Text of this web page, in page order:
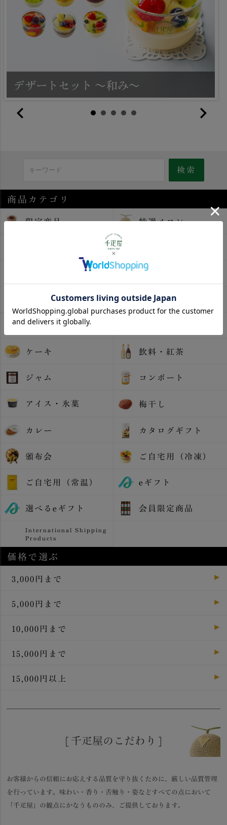
商品カテゴリ
限定商品 特選メロン
すいか
マスカット みかん
果実ゼリー
ケーキ 飲料・紅茶
ジャム コンポート
アイス・氷菓 梅干し
カレー カタログギフト
頒布会 ご自宅用（冷凍）
ご自宅用（常温） eギフト
選べるeギフト 会員限定商品
International Shipping
Products
価格で選ぶ
3,000円まで
5,000円まで
10,000円まで
15,000円まで
15,000円以上
[ 千疋屋のこだわり ]
お客様からの信頼にお応えする品質を守り抜くために、厳しい品質管理
を行っています。味わい・香り・舌触り・姿などすべての点において
「千疋屋」の観点にかなうもののみ、ご提供しております。